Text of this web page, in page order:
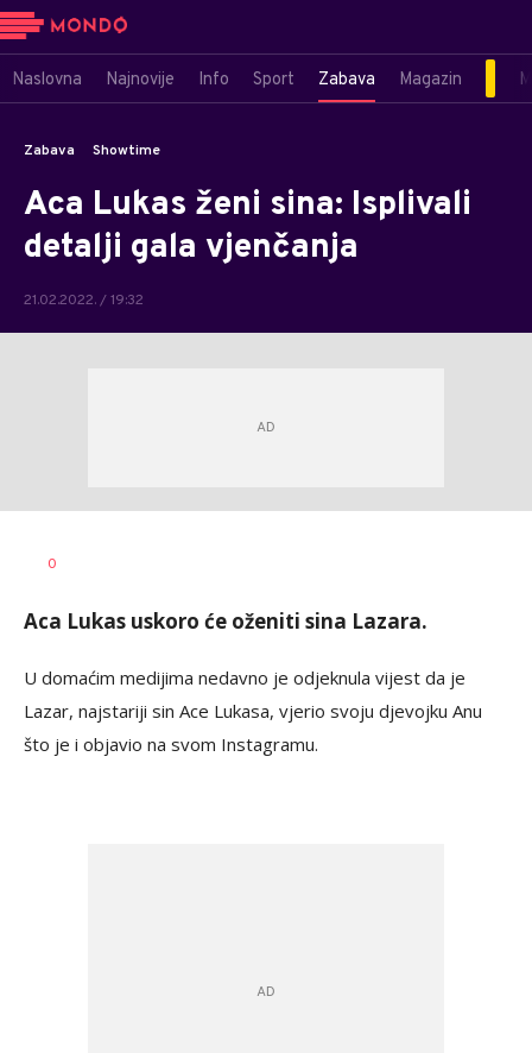
Naslovna Najnovije Info Sport Zabava Magazin
Zabava Showtime
Aca Lukas ženi sina: Isplivali
detalji gala vjenčanja
21.02.2022. / 19:32
AUTOR
0
Aca Lukas uskoro će oženiti sina Lazara.
U domaćim medijima nedavno je odjeknula vijest da je
Lazar, najstariji sin Ace Lukasa, vjerio svoju djevojku Anu
što je i objavio na svom Instagramu.